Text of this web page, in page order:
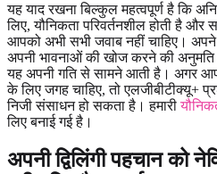
यह याद रखना बिल्कुल महत्वपूर्ण है कि
लिए, यौनिकता परिवर्तनशील होती है
आपको अभी सभी जवाब नहीं चाहिए।
अपनी भावनाओं की खोज करने की
यह अपनी गति से सामने आती है। अगर
के लिए जगह चाहिए, तो एलजीबीटीक्यू+
निजी संसाधन हो सकता है। हमारी
लिए बनाई गई है।
अपनी द्विलिंगी पहचान को